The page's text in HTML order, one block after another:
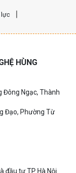
lực
HÙNG
Đông Ngạc, Thành
Đạo, Phường Từ
đầu tư TP Hà Nội